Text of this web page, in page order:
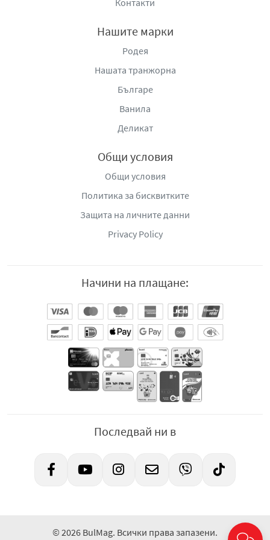
Контакти
Нашите марки
Родея
Нашата транжорна
Българе
Ванила
Деликат
Общи условия
Общи условия
Политика за бисквитките
Защита на личните данни
Privacy Policy
Начини на плащане:
Последвай ни в
© 2026 BulMag. Всички права запазени.